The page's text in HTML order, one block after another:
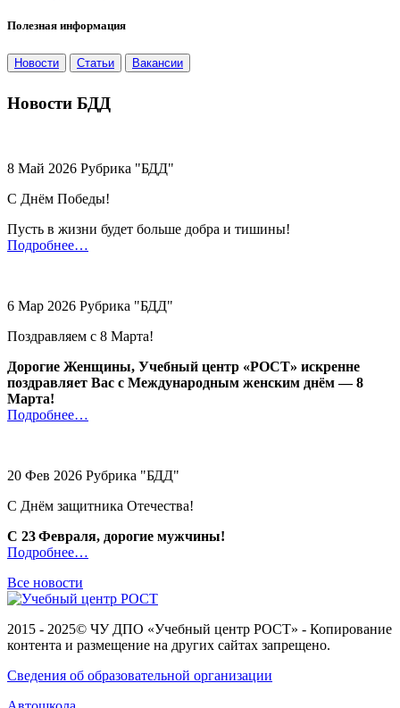
Полезная информация
Новости Статьи Вакансии
Новости БДД
8 Май 2026 Рубрика "БДД"
С Днём Победы!
Пусть в жизни будет больше добра и тишины!
Подробнее…
6 Мар 2026 Рубрика "БДД"
Поздравляем с 8 Марта!
Дорогие Женщины, Учебный центр «РОСТ» искренне
поздравляет Вас с Международным женским днём — 8
Марта!
Подробнее…
20 Фев 2026 Рубрика "БДД"
C Днём защитника Отечества!
С 23 Февраля, дорогие мужчины!
Подробнее…
Все новости
2015 - 2025© ЧУ ДПО «Учебный центр РОСТ» - Копирование
контента и размещение на других сайтах запрещено.
Сведения об образовательной организации